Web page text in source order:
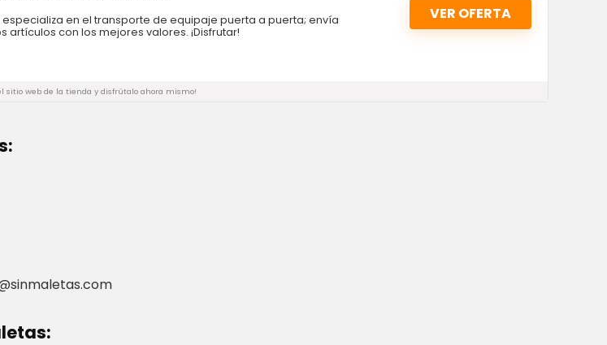
especializa en el transporte de equipaje puerta a puerta; envía
artículos con los mejores valores. ¡Disfrutar!
VER OFERTA
sitio web de la tienda y disfrútalo ahora mismo!